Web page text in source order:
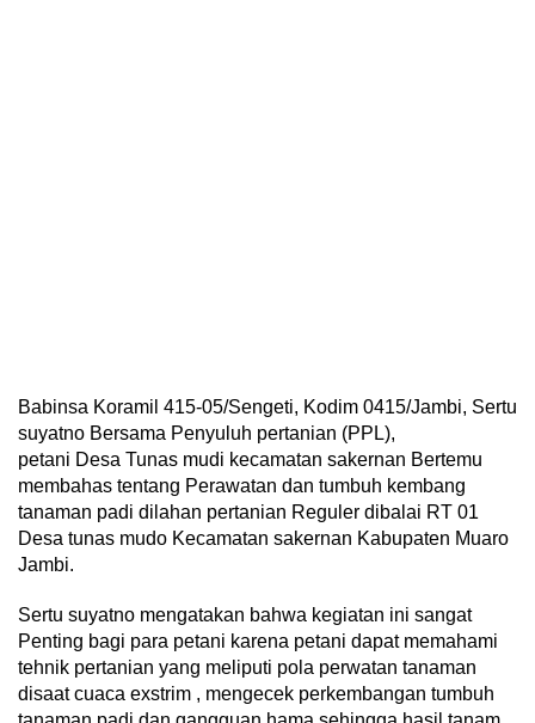
Babinsa Koramil 415-05/Sengeti, Kodim 0415/Jambi, Sertu
suyatno Bersama Penyuluh pertanian (PPL),
petani Desa Tunas mudi kecamatan sakernan Bertemu
membahas tentang Perawatan dan tumbuh kembang
tanaman padi dilahan pertanian Reguler dibalai RT 01
Desa tunas mudo Kecamatan sakernan Kabupaten Muaro
Jambi.
Sertu suyatno mengatakan bahwa kegiatan ini sangat
Penting bagi para petani karena petani dapat memahami
tehnik pertanian yang meliputi pola perwatan tanaman
disaat cuaca exstrim , mengecek perkembangan tumbuh